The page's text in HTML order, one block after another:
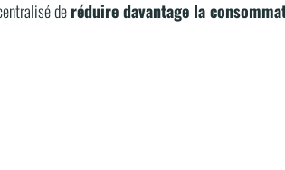
deréduire davantage la